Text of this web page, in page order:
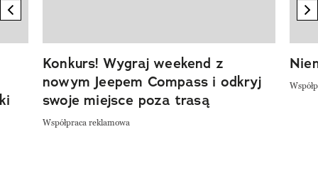
previous element
Konkurs! Wygraj weekend z
nowym Jeepem Compass i odkryj
swoje miejsce poza trasą
Współpraca reklamowa